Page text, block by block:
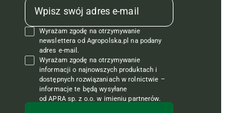
Wyrażam zgodę na otrzymywanie
newslettera od Agropolska.pl na podany
adres e-mail.
Wyrażam zgodę na otrzymywanie
informacji o najnowszych produktach i
dostępnych rozwiązaniach w rolnictwie –
informacje te będą wysyłane
od APRA sp. z o.o. w imieniu partnerów.